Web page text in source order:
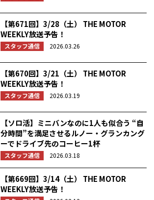
【第671回】3/28（土） THE MOTOR
WEEKLY放送予告！
スタッフ通信 2026.03.26
【第670回】3/21（土） THE MOTOR
WEEKLY放送予告！
スタッフ通信 2026.03.19
【ソロ活】ミニバンなのに1人も似合う “自
分時間”を満足させるルノー・グランカング
ーでドライブ先のコーヒー1杯
スタッフ通信 2026.03.18
【第669回】3/14（土） THE MOTOR
WEEKLY放送予告！